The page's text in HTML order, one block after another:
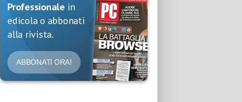
Professionale in
edicola o abbonati
alla rivista.
ABBONATI ORA!